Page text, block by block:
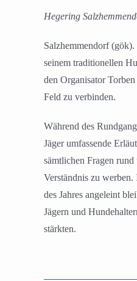
Hegering
Salzhemmendorf
seinem traditionellen
den Organisator
Feld zu verbinden.
Während des
Jäger umfassende
sämtlichen Fragen
Verständnis zu werben.
des Jahres angeleint
Jägern und
stärkten.